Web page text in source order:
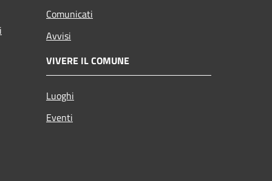
Comunicati
Avvisi
VIVERE IL COMUNE
Luoghi
Eventi